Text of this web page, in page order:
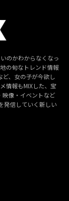
のかわからなくなっ
の旬なトレンド情報
ど、女の子が今欲し
情報もMIXした、宝
映像・イベントなど
発信していく新しい